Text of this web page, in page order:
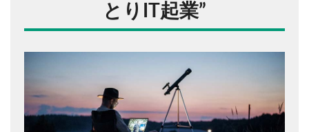
とりIT起業”